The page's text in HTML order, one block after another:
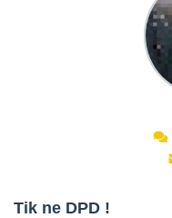
Tik ne DPD !